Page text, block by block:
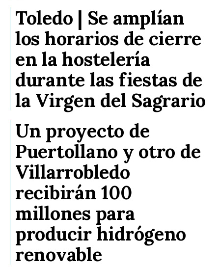
Toledo | Se amplían
los horarios de cierre
en la hostelería
durante las fiestas de
la Virgen del Sagrario
Un proyecto de
Puertollano y otro de
Villarrobledo
recibirán 100
millones para
producir hidrógeno
renovable